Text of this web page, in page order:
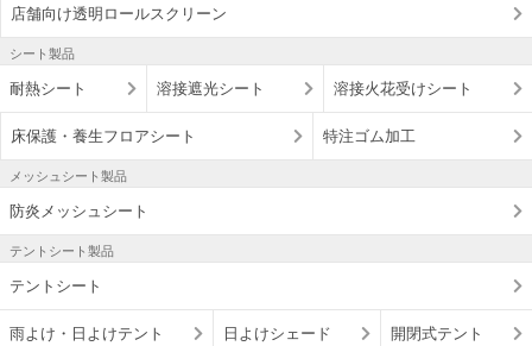
店舗向け透明ロールスクリーン
シート製品
耐熱シート 溶接遮光シート 溶接火花受けシート
床保護・養生フロアシート 特注ゴム加工
メッシュシート製品
防炎メッシュシート
テントシート製品
テントシート
雨よけ・日よけテント 日よけシェード 開閉式テント